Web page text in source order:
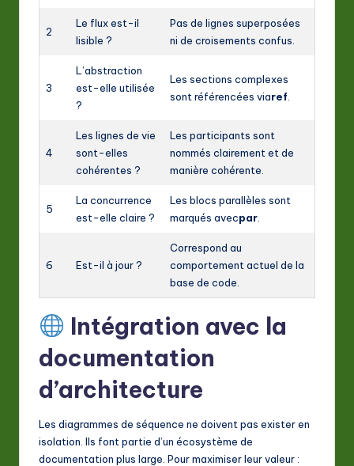
2
Le flux est-il
lisible ?
Pas de lignes superposées
ni de croisements confus.
3
L’abstraction
est-elle utilisée
?
Les sections complexes
sont référencées viaref
4
Les lignes de vie
sont-elles
cohérentes ?
Les participants sont
nommés clairement et de
manière cohérente.
5
La concurrence
est-elle claire ?
Les blocs parallèles sont
marqués avecpar
6 Est-il à jour ?
Correspond au
comportement actuel de la
base de code.
Intégration avec la
documentation
d’architecture
Les diagrammes de séquence ne doivent pas exister en
isolation. Ils font partie d’un écosystème de
documentation plus large. Pour maximiser leur valeur :